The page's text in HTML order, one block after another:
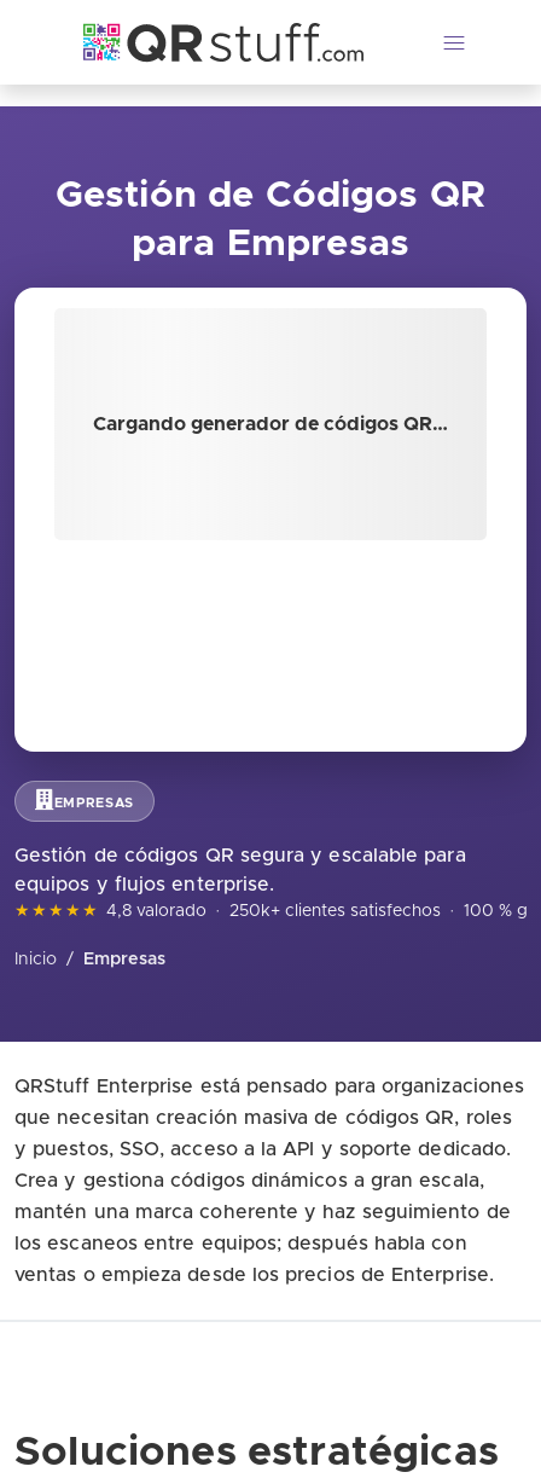
Gestión de Códigos QR
para Empresas
Cargando generador de códigos QR…
EMPRESAS
Gestión de códigos QR segura y escalable para
equipos y flujos enterprise.
★★★★★ 4,8 valorado · 250k+ clientes satisfechos · 100 %
Inicio / Empresas
QRStuff Enterprise está pensado para organizaciones
que necesitan creación masiva de códigos QR, roles
y puestos, SSO, acceso a la API y soporte dedicado.
Crea y gestiona códigos dinámicos a gran escala,
mantén una marca coherente y haz seguimiento de
los escaneos entre equipos; después habla con
ventas o empieza desde los precios de Enterprise.
Soluciones estratégicas